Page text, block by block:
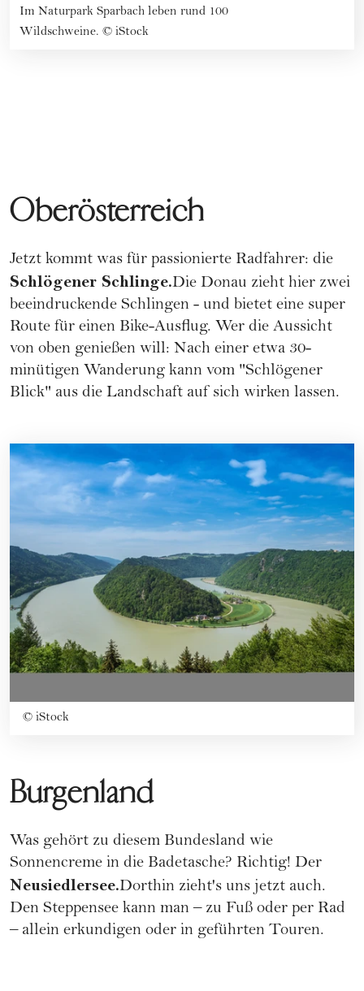
Im Naturpark Sparbach leben rund 100
Wildschweine. © iStock
Oberösterreich
Jetzt kommt was für passionierte Radfahrer: die
Schlögener Schlinge.Die Donau zieht hier zwei
beeindruckende Schlingen - und bietet eine super
Route für einen Bike-Ausflug. Wer die Aussicht
von oben genießen will: Nach einer etwa 30-
minütigen Wanderung kann vom "Schlögener
Blick" aus die Landschaft auf sich wirken lassen.
© iStock
Burgenland
Was gehört zu diesem Bundesland wie
Sonnencreme in die Badetasche? Richtig! Der
Neusiedlersee.Dorthin zieht's uns jetzt auch.
Den Steppensee kann man – zu Fuß oder per Rad
– allein erkundigen oder in geführten Touren.